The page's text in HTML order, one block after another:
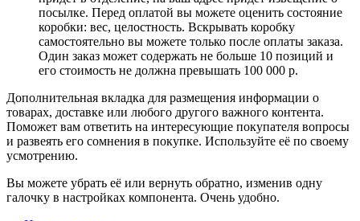
посылке. Перед оплатой вы можете оценить состояние
коробки: вес, целостность. Вскрывать коробку
самостоятельно вы можете только после оплаты заказа.
Один заказ может содержать не больше 10 позиций и
его стоимость не должна превышать 100 000 р.
Дополнительная вкладка для размещения информации о
товарах, доставке или любого другого важного контента.
Поможет вам ответить на интересующие покупателя вопросы
и развеять его сомнения в покупке. Используйте её по своему
усмотрению.
Вы можете убрать её или вернуть обратно, изменив одну
галочку в настройках компонента. Очень удобно.